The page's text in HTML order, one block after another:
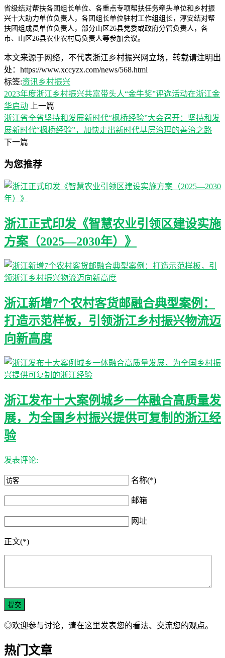
省级结对帮扶各团组长单位、各重点专项帮扶任务牵头单位和乡村振
兴十大助力单位负责人，各团组长单位驻村工作组组长，淳安结对帮
扶团组成员单位负责人，部分山区26县党委或政府分管负责人，各
市、山区26县农业农村局负责人等参加会议。
本文来源于网络，不代表浙江乡村振兴网立场，转载请注明出
处：https://www.xccyzx.com/news/568.html
标签:资讯乡村振兴
2023年度浙江乡村振兴共富带头人“金牛奖”评选活动在浙江金
华启动
上一篇
浙江省全省坚持和发展新时代“枫桥经验”大会召开：坚持和发
展新时代“枫桥经验”，加快走出新时代基层治理的善治之路
下一篇
为您推荐
浙江正式印发《智慧农业引领区建设实施
方案（2025—2030年）》
浙江新增7个农村客货邮融合典型案例：
打造示范样板，引领浙江乡村振兴物流迈
向新高度
浙江发布十大案例城乡一体融合高质量发
展，为全国乡村振兴提供可复制的浙江经
验
发表评论:
名称(*)
邮箱
网址
正文(*)
◎欢迎参与讨论，请在这里发表您的看法、交流您的观点。
热门文章